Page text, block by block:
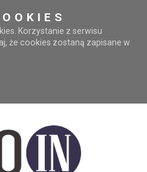
Korzystanie z serwisu
że cookies zostaną zapisane w